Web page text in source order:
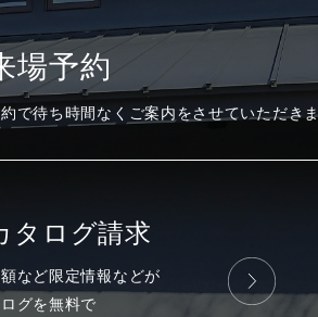
場予約
で待ち時間なく ご案内をさせていただき
タログ請求
など限定情報などが
グを無料で